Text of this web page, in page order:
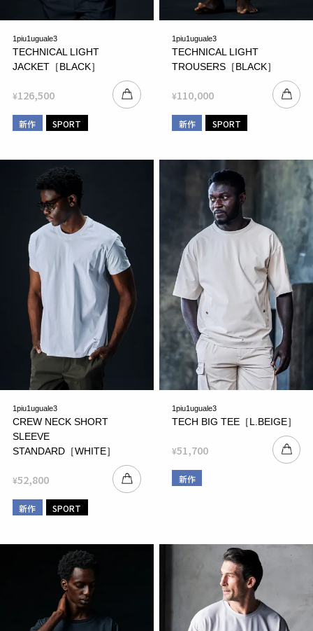
1piu1uguale3
TECHNICAL LIGHT
JACKET［BLACK］
¥126,500
新作 SPORT
1piu1uguale3
TECHNICAL LIGHT
TROUSERS［BLACK］
¥110,000
新作 SPORT
1piu1uguale3
CREW NECK SHORT
SLEEVE
STANDARD［WHITE］
¥52,800
新作 SPORT
1piu1uguale3
TECH BIG TEE［L.BEIGE］
¥51,700
新作